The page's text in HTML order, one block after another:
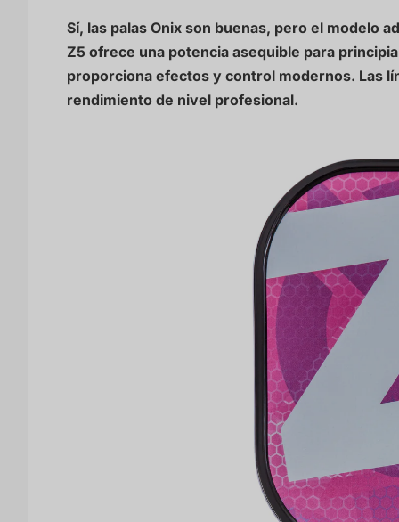
Sí, las palas Onix son buenas, pero el modelo
Z5 ofrece una potencia asequible para
proporciona efectos y control modernos. Las
rendimiento de nivel profesional.